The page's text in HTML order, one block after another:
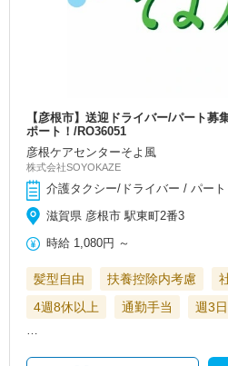
【彦根市】送迎ドライバー/パート募
ポート！/RO36051
彦根ケアセンターそよ風
株式会社SOYOKAZE
介護タクシー/ドライバー / パート
滋賀県 彦根市 駅東町2番3
時給 1,080円 ～
髪型自由 扶養控除内考慮
4週8休以上
通勤手当 週3
…